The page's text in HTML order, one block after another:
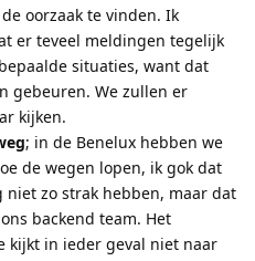
oorzaak te vinden. Ik
er teveel meldingen tegelijk
situaties, want dat
gebeuren. We zullen er
kijken.
; in de Benelux hebben we
de wegen lopen, ik gok dat
zo strak hebben, maar dat
backend team. Het
kijkt in ieder geval niet naar